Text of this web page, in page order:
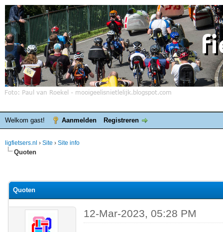
Welkom gast! Aanmelden Registreren
ligfietsers.nl › Site › Site info
Quoten
Quoten
12-Mar-2023, 05:28 PM